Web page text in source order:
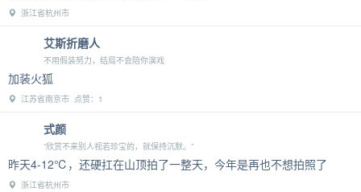
浙江省杭州市
艾斯折磨人
不用假装努力，结局不会陪你演戏
加装火狐
江苏省南京市 点赞：1
式颜
“欣赏不来别人视若珍宝的，就保持沉默。”
昨天4-12℃，还硬扛在山顶拍了一整天，今年是再也不想拍照了
浙江省杭州市